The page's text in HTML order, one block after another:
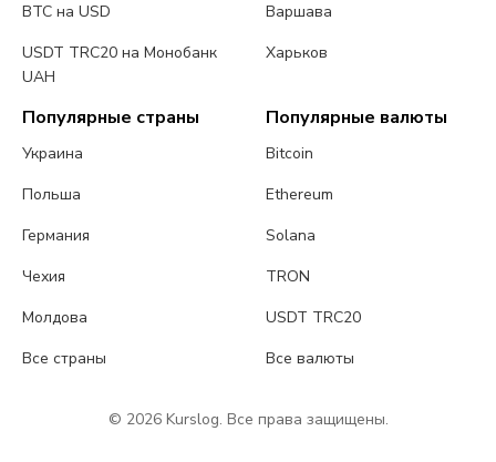
BTC на USD
USDT TRC20 на Монобанк
UAH
Варшава
Харьков
Популярные страны
Украина
Польша
Германия
Чехия
Молдова
Все страны
Популярные валюты
Bitcoin
Ethereum
Solana
TRON
USDT TRC20
Все валюты
© 2026 Kurslog. Все права защищены.